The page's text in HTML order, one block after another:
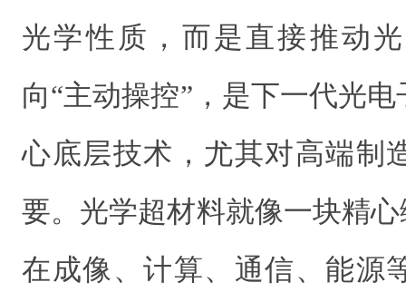
光学性质，而是直接推动
向“主动操控”，是下一代光
心底层技术，尤其对高端制
要。光学超材料就像一块精
在成像、计算、通信、能源